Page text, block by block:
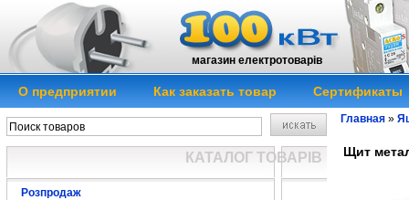
магазин електротоварів
О предприятии Как заказать товар Сертификаты
КАТАЛОГ ТОВАРІВ
Розпродаж
Главная »
Щит